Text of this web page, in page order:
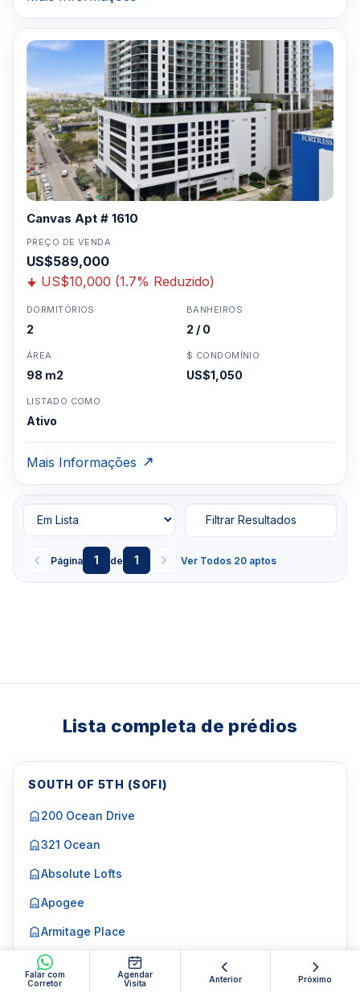
Canvas Apt # 1610
PREÇO DE VENDA
US$589,000
US$10,000 (1.7% Reduzido)
DORMITÓRIOS
2
BANHEIROS
2 / 0
ÁREA
98 m2
$ CONDOMÍNIO
US$1,050
LISTADO COMO
Ativo
Mais Informações
Página 1 de 1 Ver Todos 20 aptos
Filtrar Resultados
Falar com
Corretor
Agendar
Visita
Anterior Próximo
Lista completa de prédios
SOUTH OF 5TH (SOFI)
200 Ocean Drive
321 Ocean
Absolute Lofts
Apogee
Armitage Place
Ver mais…